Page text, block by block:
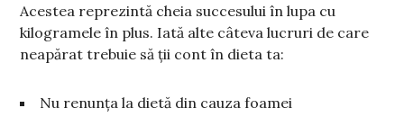
Acestea reprezintă cheia succesului în lupa cu
kilogramele în plus. Iată alte câteva lucruri de care
neapărat trebuie să ții cont în dieta ta:
Nu renunța la dietă din cauza foamei